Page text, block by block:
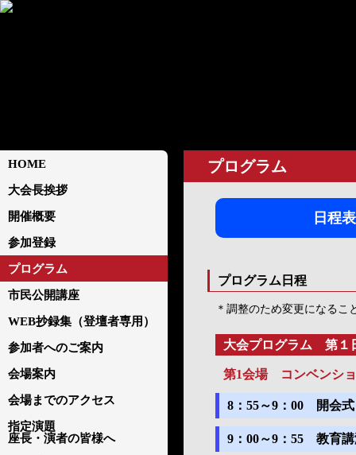
HOME
大会長挨拶
開催概要
参加登録
プログラム
市民公開講座
WEB抄録集（登壇者専用）
参加者へのご案内
会場案内
会場までのアクセス
指定演題
座長・演者の皆様へ
プログラム
日程表
プログラム日程
＊調整のため変更になるこ
大会プログラム 第１
第1会場 コンベンシ
8：55～9：00 開会式
9：00～9：55 教育